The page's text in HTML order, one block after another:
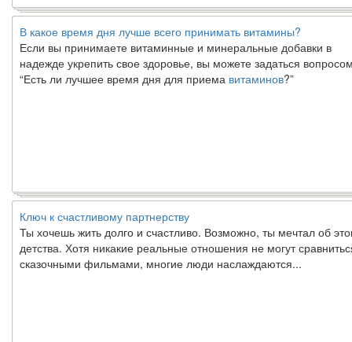
В какое время дня лучше всего принимать витамины?
Если вы принимаете витаминные и минеральные добавки в
надежде укрепить свое здоровье, вы можете задаться
“Есть ли лучшее время дня для приемавитаминов?”
Ключ к счастливому партнерству
Ты хочешь жить долго и счастливо. Возможно, ты мечтал об
детства. Хотя никакие реальные отношения не могут
сказочными фильмами, многие люди наслаждаются...